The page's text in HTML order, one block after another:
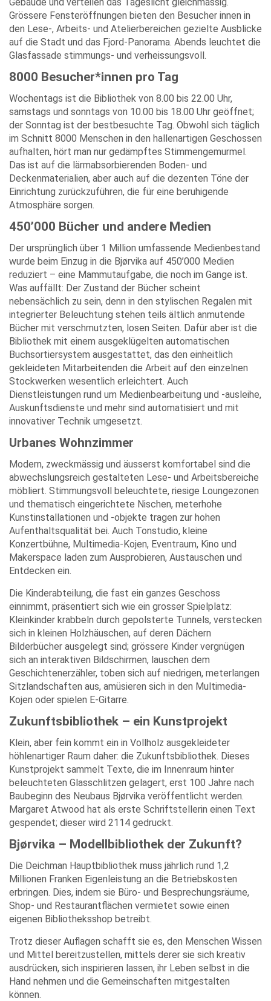
Grössere Fensteröffnungen bieten den Besucher innen in
den Lese-, Arbeits- und Atelierbereichen gezielte Ausblicke
auf die Stadt und das Fjord-Panorama. Abends leuchtet die
Glasfassade stimmungs- und verheissungsvoll.
8000 Besucher*innen pro Tag
Wochentags ist die Bibliothek von 8.00 bis 22.00 Uhr,
samstags und sonntags von 10.00 bis 18.00 Uhr geöffnet;
der Sonntag ist der bestbesuchte Tag. Obwohl sich täglich
im Schnitt 8000 Menschen in den hallenartigen Geschossen
aufhalten, hört man nur gedämpftes Stimmengemurmel.
Das ist auf die lärmabsorbierenden Boden- und
Deckenmaterialien, aber auch auf die dezenten Töne der
Einrichtung zurückzuführen, die für eine beruhigende
Atmosphäre sorgen.
450’000 Bücher und andere Medien
Der ursprünglich über 1 Million umfassende Medienbestand
wurde beim Einzug in die Bjørvika auf 450’000 Medien
reduziert – eine Mammutaufgabe, die noch im Gange ist.
Was auffällt: Der Zustand der Bücher scheint
nebensächlich zu sein, denn in den stylischen Regalen mit
integrierter Beleuchtung stehen teils ältlich anmutende
Bücher mit verschmutzten, losen Seiten. Dafür aber ist die
Bibliothek mit einem ausgeklügelten automatischen
Buchsortiersystem ausgestattet, das den einheitlich
gekleideten Mitarbeitenden die Arbeit auf den einzelnen
Stockwerken wesentlich erleichtert. Auch
Dienstleistungen rund um Medienbearbeitung und -ausleihe,
Auskunftsdienste und mehr sind automatisiert und mit
innovativer Technik umgesetzt.
Urbanes Wohnzimmer
Modern, zweckmässig und äusserst komfortabel sind die
abwechslungsreich gestalteten Lese- und Arbeitsbereiche
möbliert. Stimmungsvoll beleuchtete, riesige Loungezonen
und thematisch eingerichtete Nischen, meterhohe
Kunstinstallationen und -objekte tragen zur hohen
Aufenthaltsqualität bei. Auch Tonstudio, kleine
Konzertbühne, Multimedia-Kojen, Eventraum, Kino und
Makerspace laden zum Ausprobieren, Austauschen und
Entdecken ein.
Die Kinderabteilung, die fast ein ganzes Geschoss
einnimmt, präsentiert sich wie ein grosser Spielplatz:
Kleinkinder krabbeln durch gepolsterte Tunnels, verstecken
sich in kleinen Holzhäuschen, auf deren Dächern
Bilderbücher ausgelegt sind; grössere Kinder vergnügen
sich an interaktiven Bildschirmen, lauschen dem
Geschichtenerzähler, toben sich auf niedrigen, meterlangen
Sitzlandschaften aus, amüsieren sich in den Multimedia-
Kojen oder spielen E-Gitarre.
Zukunftsbibliothek – ein Kunstprojekt
Klein, aber fein kommt ein in Vollholz ausgekleideter
höhlenartiger Raum daher: die Zukunftsbibliothek. Dieses
Kunstprojekt sammelt Texte, die im Innenraum hinter
beleuchteten Glasschlitzen gelagert, erst 100 Jahre nach
Baubeginn des Neubaus Bjørvika veröffentlicht werden.
Margaret Atwood hat als erste Schriftstellerin einen Text
gespendet; dieser wird 2114 gedruckt.
Bjørvika – Modellbibliothek der Zukunft?
Die Deichman Hauptbibliothek muss jährlich rund 1,2
Millionen Franken Eigenleistung an die Betriebskosten
erbringen. Dies, indem sie Büro- und Besprechungsräume,
Shop- und Restaurantflächen vermietet sowie einen
eigenen Bibliotheksshop betreibt.
Trotz dieser Auflagen schafft sie es, den Menschen Wissen
und Mittel bereitzustellen, mittels derer sie sich kreativ
ausdrücken, sich inspirieren lassen, ihr Leben selbst in die
Hand nehmen und die Gemeinschaften mitgestalten
können.